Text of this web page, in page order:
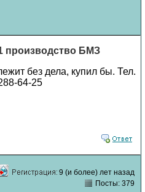
производство БМЗ
без дела, купил бы. Тел.
64-25
9 (и более) лет назад
Посты: 379